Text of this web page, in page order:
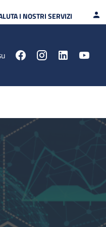
I NOSTRI SERVIZI